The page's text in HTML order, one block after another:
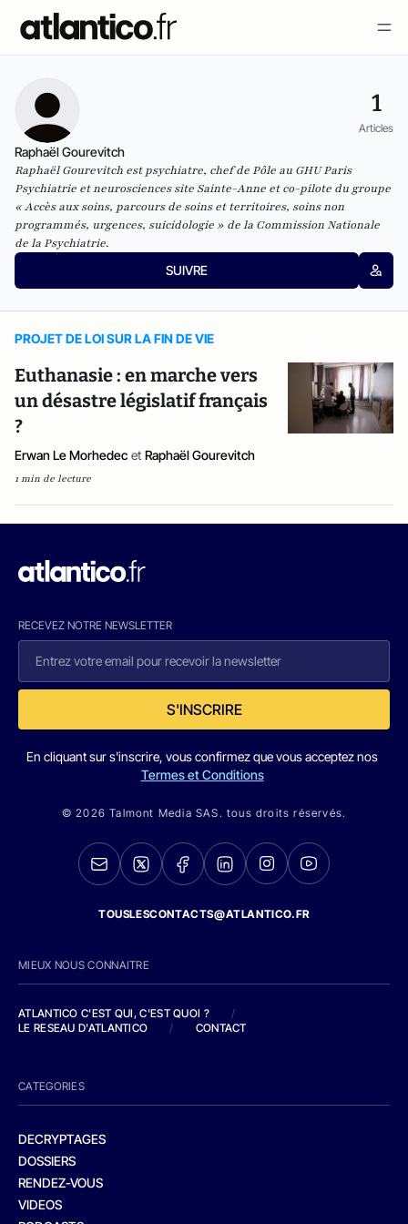
1
Articles
Raphaël Gourevitch
Raphaël Gourevitch est psychiatre, chef de Pôle au GHU Paris
Psychiatrie et neurosciences site Sainte-Anne et co-pilote du groupe
« Accès aux soins, parcours de soins et territoires, soins non
programmés, urgences, suicidologie » de la Commission Nationale
de la Psychiatrie.
SUIVRE
PROJET DE LOI SUR LA FIN DE VIE
Euthanasie : en marche vers
un désastre législatif français
?
Erwan Le Morhedec et Raphaël Gourevitch
1 min de lecture
RECEVEZ NOTRE NEWSLETTER
S'INSCRIRE
En cliquant sur s'inscrire, vous confirmez que vous acceptez nos
Termes et Conditions
© 2026 Talmont Media SAS. tous droits réservés.
TOUSLESCONTACTS@ATLANTICO.FR
MIEUX NOUS CONNAITRE
ATLANTICO C'EST QUI, C'EST QUOI ?
/
LE RESEAU D'ATLANTICO
/ CONTACT
CATEGORIES
DECRYPTAGES
DOSSIERS
RENDEZ-VOUS
VIDEOS